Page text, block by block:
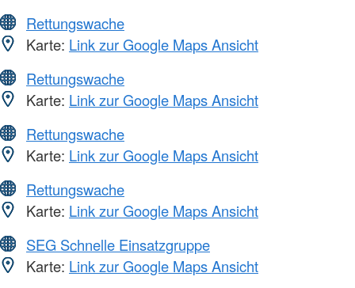
Rettungswache
Karte: Link zur Google Maps Ansicht
Rettungswache
Karte: Link zur Google Maps Ansicht
Rettungswache
Karte: Link zur Google Maps Ansicht
Rettungswache
Karte: Link zur Google Maps Ansicht
SEG Schnelle Einsatzgruppe
Karte: Link zur Google Maps Ansicht